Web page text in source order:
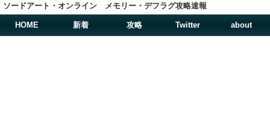
ソードアート・オンライン メモリー・デフラグ攻略速報
HOME 新着 攻略 Twitter about